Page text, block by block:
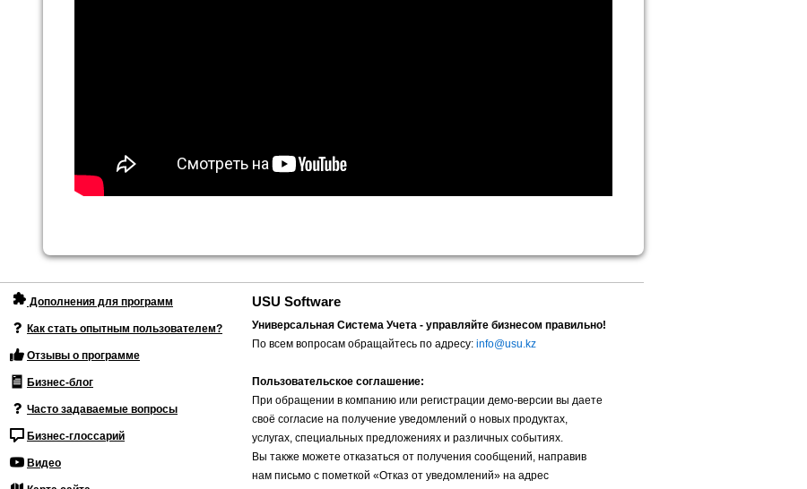
Дополнения для программ
Как стать опытным пользователем?
Отзывы о программе
Бизнес-блог
Часто задаваемые вопросы
Бизнес-глоссарий
Видео
USU Software
Универсальная Система Учета - управляйте бизнесом правильно!
По всем вопросам обращайтесь по адресу: info@usu.kz
Пользовательское соглашение:
При обращении в компанию или регистрации демо-версии вы даете
своё согласие на получение уведомлений о новых продуктах,
услугах, специальных предложениях и различных событиях.
Вы также можете отказаться от получения сообщений, направив
нам письмо с пометкой «Отказ от уведомлений» на адрес